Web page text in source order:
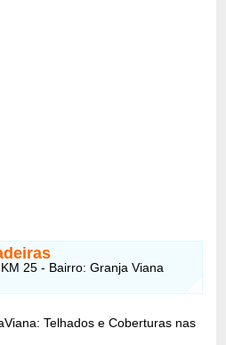
25 - Bairro: Granja Viana
Telhados e Coberturas nas